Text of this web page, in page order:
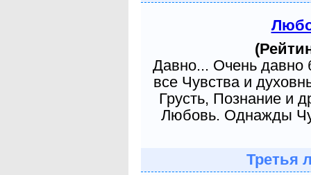
Давно... Очень давно
все Чувства и
Грусть, Познание и
Любовь. Однажды
Третья